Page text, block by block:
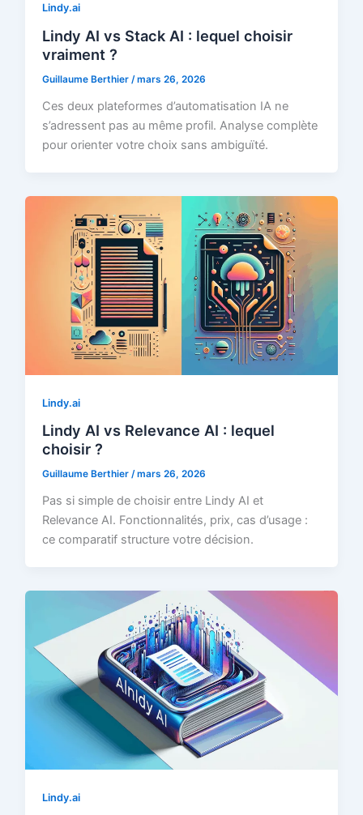
Lindy.ai
Lindy AI vs Stack AI : lequel choisir
vraiment ?
Guillaume Berthier/mars 26, 2026
Ces deux plateformes d’automatisation IA ne
s’adressent pas au même profil. Analyse complète
pour orienter votre choix sans ambiguïté.
Lindy.ai
Lindy AI vs Relevance AI : lequel
choisir ?
Guillaume Berthier/mars 26, 2026
Pas si simple de choisir entre Lindy AI et
Relevance AI. Fonctionnalités, prix, cas d’usage :
ce comparatif structure votre décision.
Lindy.ai